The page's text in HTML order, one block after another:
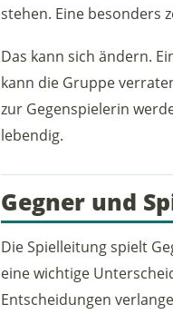
stehen. Eine besonders
Das kann sich ändern.
kann die Gruppe
zur Gegenspielerin
lebendig.
Gegner und
Die Spielleitung spielt
eine wichtige
Entscheidungen